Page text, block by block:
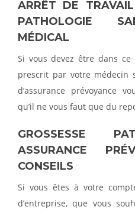
ARRÊT DE
PATHOLOGIE
MÉDICAL
Si vous devez être dans
prescrit par votre médecin
d’assurance prévoyance
qu’il ne vous faut que du
GROSSESSE
ASSURANCE
CONSEILS
Si vous êtes à votre
d’entreprise, que vous